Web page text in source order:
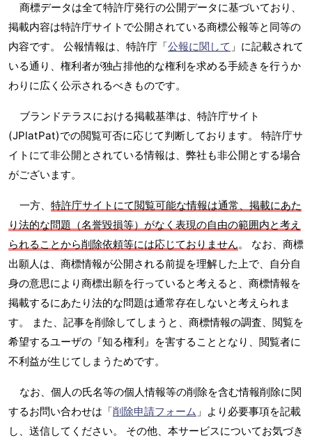
商標データは全て特許庁発行の公開データに基づいており、
掲載内容は特許庁サイトで公開されている商標公報等と同等の
内容です。 公報情報は、特許庁「公報に関して 」に記載されて
いる通り、権利者が独占排他的な権利を求める手続きを行うか
わりに広く公示されるべきものです。
ブランドテラスにおける掲載基準は、特許庁サイト
(JPlatPat)での閲覧可否に応じて判断しております。 特許庁サ
イトにて非公開とされている情報は、弊社も非公開とする場合
がございます。
一方、 特許庁サイトにて閲覧可能な情報は通常、掲載にあた
り法的な問題（名誉毀損等）がなく表現の自由の範囲内と考え
られることから削除依頼等には応じておりません。 なお、商標
出願人は、商標情報が公開される前提を理解した上で、自分自
身の意思により商標出願を行っていると考えると、商標情報を
掲載するにあたり法的な問題は通常存在しないと考えられま
す。 また、記事を削除してしまうと、商標情報の調査、閲覧を
希望するユーザの『知る権利』を害することとなり、閲覧者に
不利益が生じてしまうためです。
なお、個人の氏名等の個人情報等の削除を含む情報削除に関
するお問い合わせは「削除申請フォーム 」より必要事項を記載
し、送信してください。 その他、本サービスについてお気づき